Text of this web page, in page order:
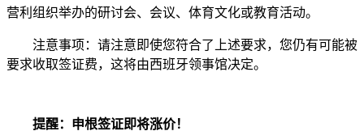
营利组织举办的研讨会、会议、体育文化或教育活动。
注意事项：请注意即使您符合了上述要求，您仍有可能被
要求收取签证费，这将由西班牙领事馆决定。
提醒：申根签证即将涨价！